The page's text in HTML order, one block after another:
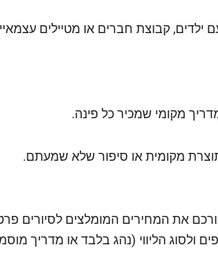
קבוצת חברים או מטיילים
מקומי שמכיר כל פינה.
מקומית או סיפור שלא שמעתם.
את המחירים המומלצים לסיורים
הליווי (נהג בלבד או מדריך